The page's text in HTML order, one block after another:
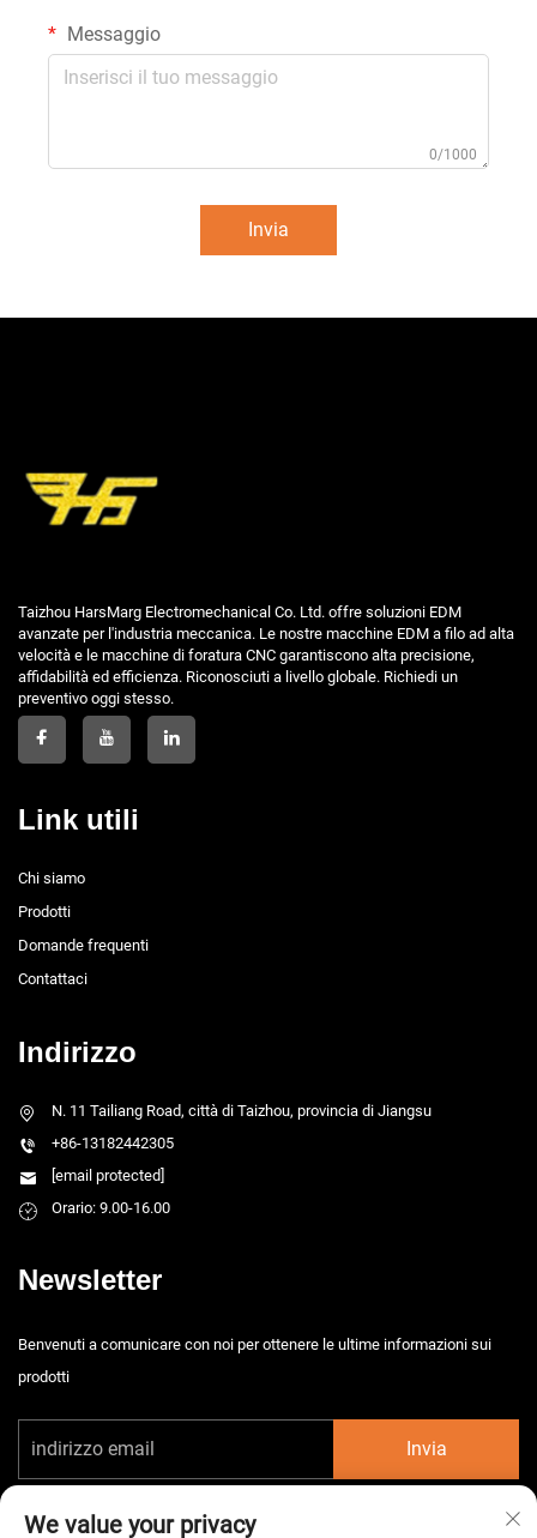
Messaggio
0/1000
Invia
Taizhou HarsMarg Electromechanical Co. Ltd. offre soluzioni EDM
avanzate per l'industria meccanica. Le nostre macchine EDM a filo ad alta
velocità e le macchine di foratura CNC garantiscono alta precisione,
affidabilità ed efficienza. Riconosciuti a livello globale. Richiedi un
preventivo oggi stesso.
Link utili
Chi siamo
Prodotti
Domande frequenti
Contattaci
Indirizzo
N. 11 Tailiang Road, città di Taizhou, provincia di Jiangsu
+86-13182442305
[email protected]
Orario: 9.00-16.00
Newsletter
Benvenuti a comunicare con noi per ottenere le ultime informazioni sui
prodotti
Invia
We value your privacy